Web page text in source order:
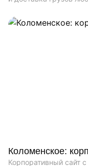
Коломенское:
Корпоративный сайт